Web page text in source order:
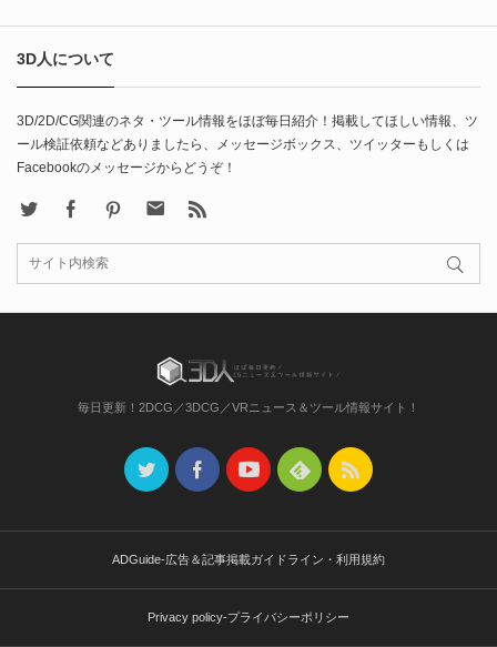
3D人について
3D/2D/CG関連のネタ・ツール情報をほぼ毎日紹介！掲載してほしい情報、ツ
ール検証依頼などありましたら、メッセージボックス、ツイッターもしくは
Facebookのメッセージからどうぞ！
FacebookPinterest Contact
毎日更新！2DCG／3DCG／VRニュース＆ツール情報サイト！
ADGuide-広告＆記事掲載ガイドライン・利用規約
Privacy policy-プライバシーポリシー